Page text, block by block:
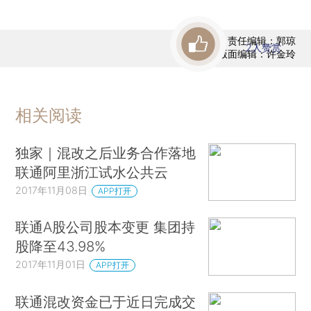
责任编辑：郭琼
版面编辑：许金玲
2人赞赏
相关阅读
独家｜混改之后业务合作落地
联通阿里浙江试水公共云
2017年11月08日 APP打开
联通A股公司股本变更 集团持
股降至43.98%
2017年11月01日 APP打开
联通混改资金已于近日完成交